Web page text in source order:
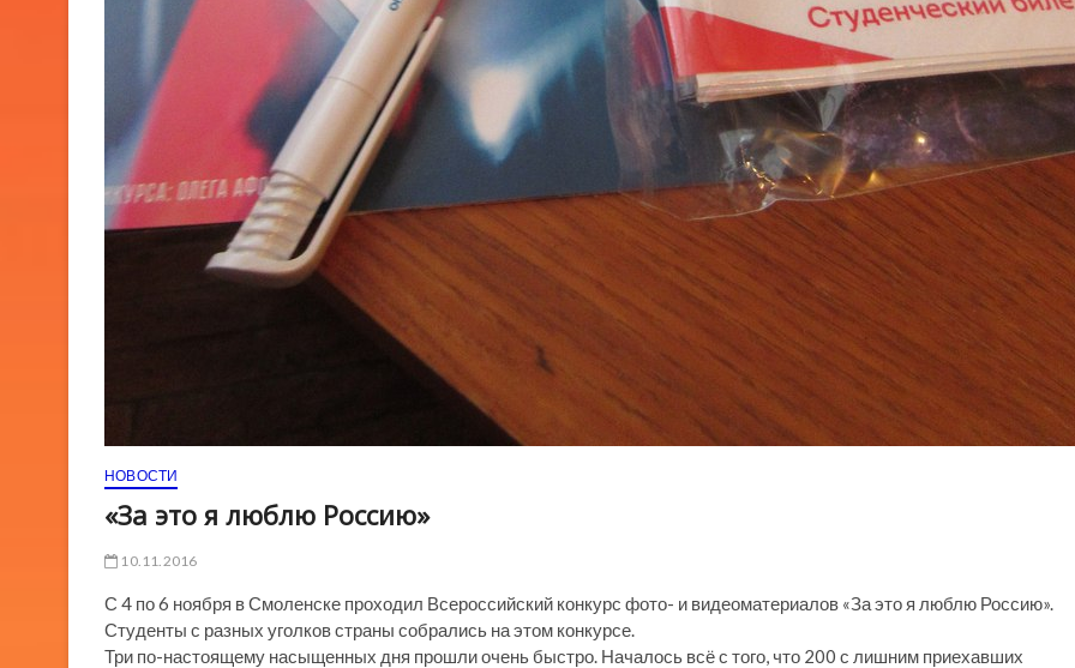
НОВОСТИ
«За это я люблю Россию»
10.11.2016
С 4 по 6 ноября в Смоленске проходил Всероссийский конкурс фото- и видеоматериалов «За это я люблю Россию».
Студенты с разных уголков страны собрались на этом конкурсе.
Три по-настоящему насыщенных дня прошли очень быстро. Началось всё с того, что 200 с лишним приехавших